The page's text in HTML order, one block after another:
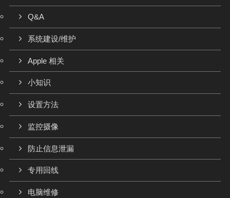
Q&A
系统建设/维护
Apple 相关
小知识
设置方法
监控摄像
防止信息泄漏
专用回线
电脑维修